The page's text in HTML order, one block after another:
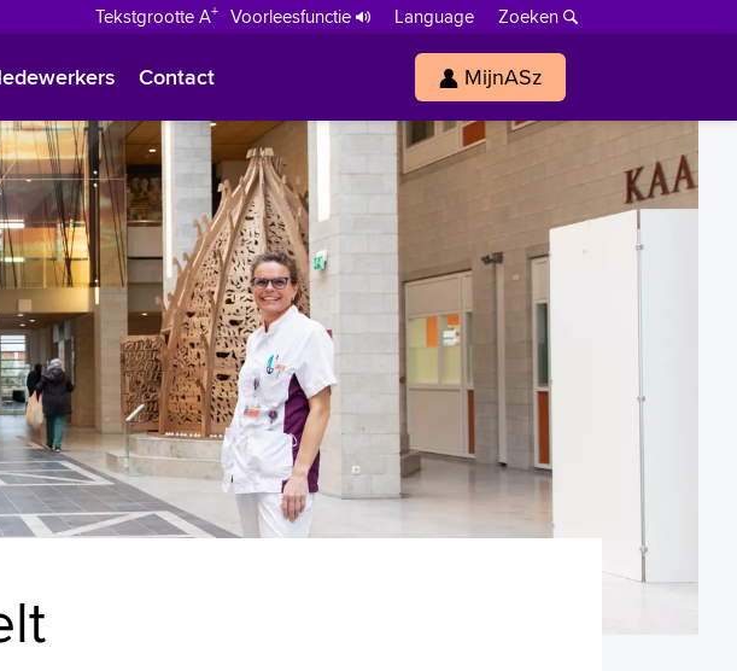
Tekstgrootte A+ Voorleesfunctie Language
Zoeken
Polski
Türkçe
Arabisch
Contact MijnASz